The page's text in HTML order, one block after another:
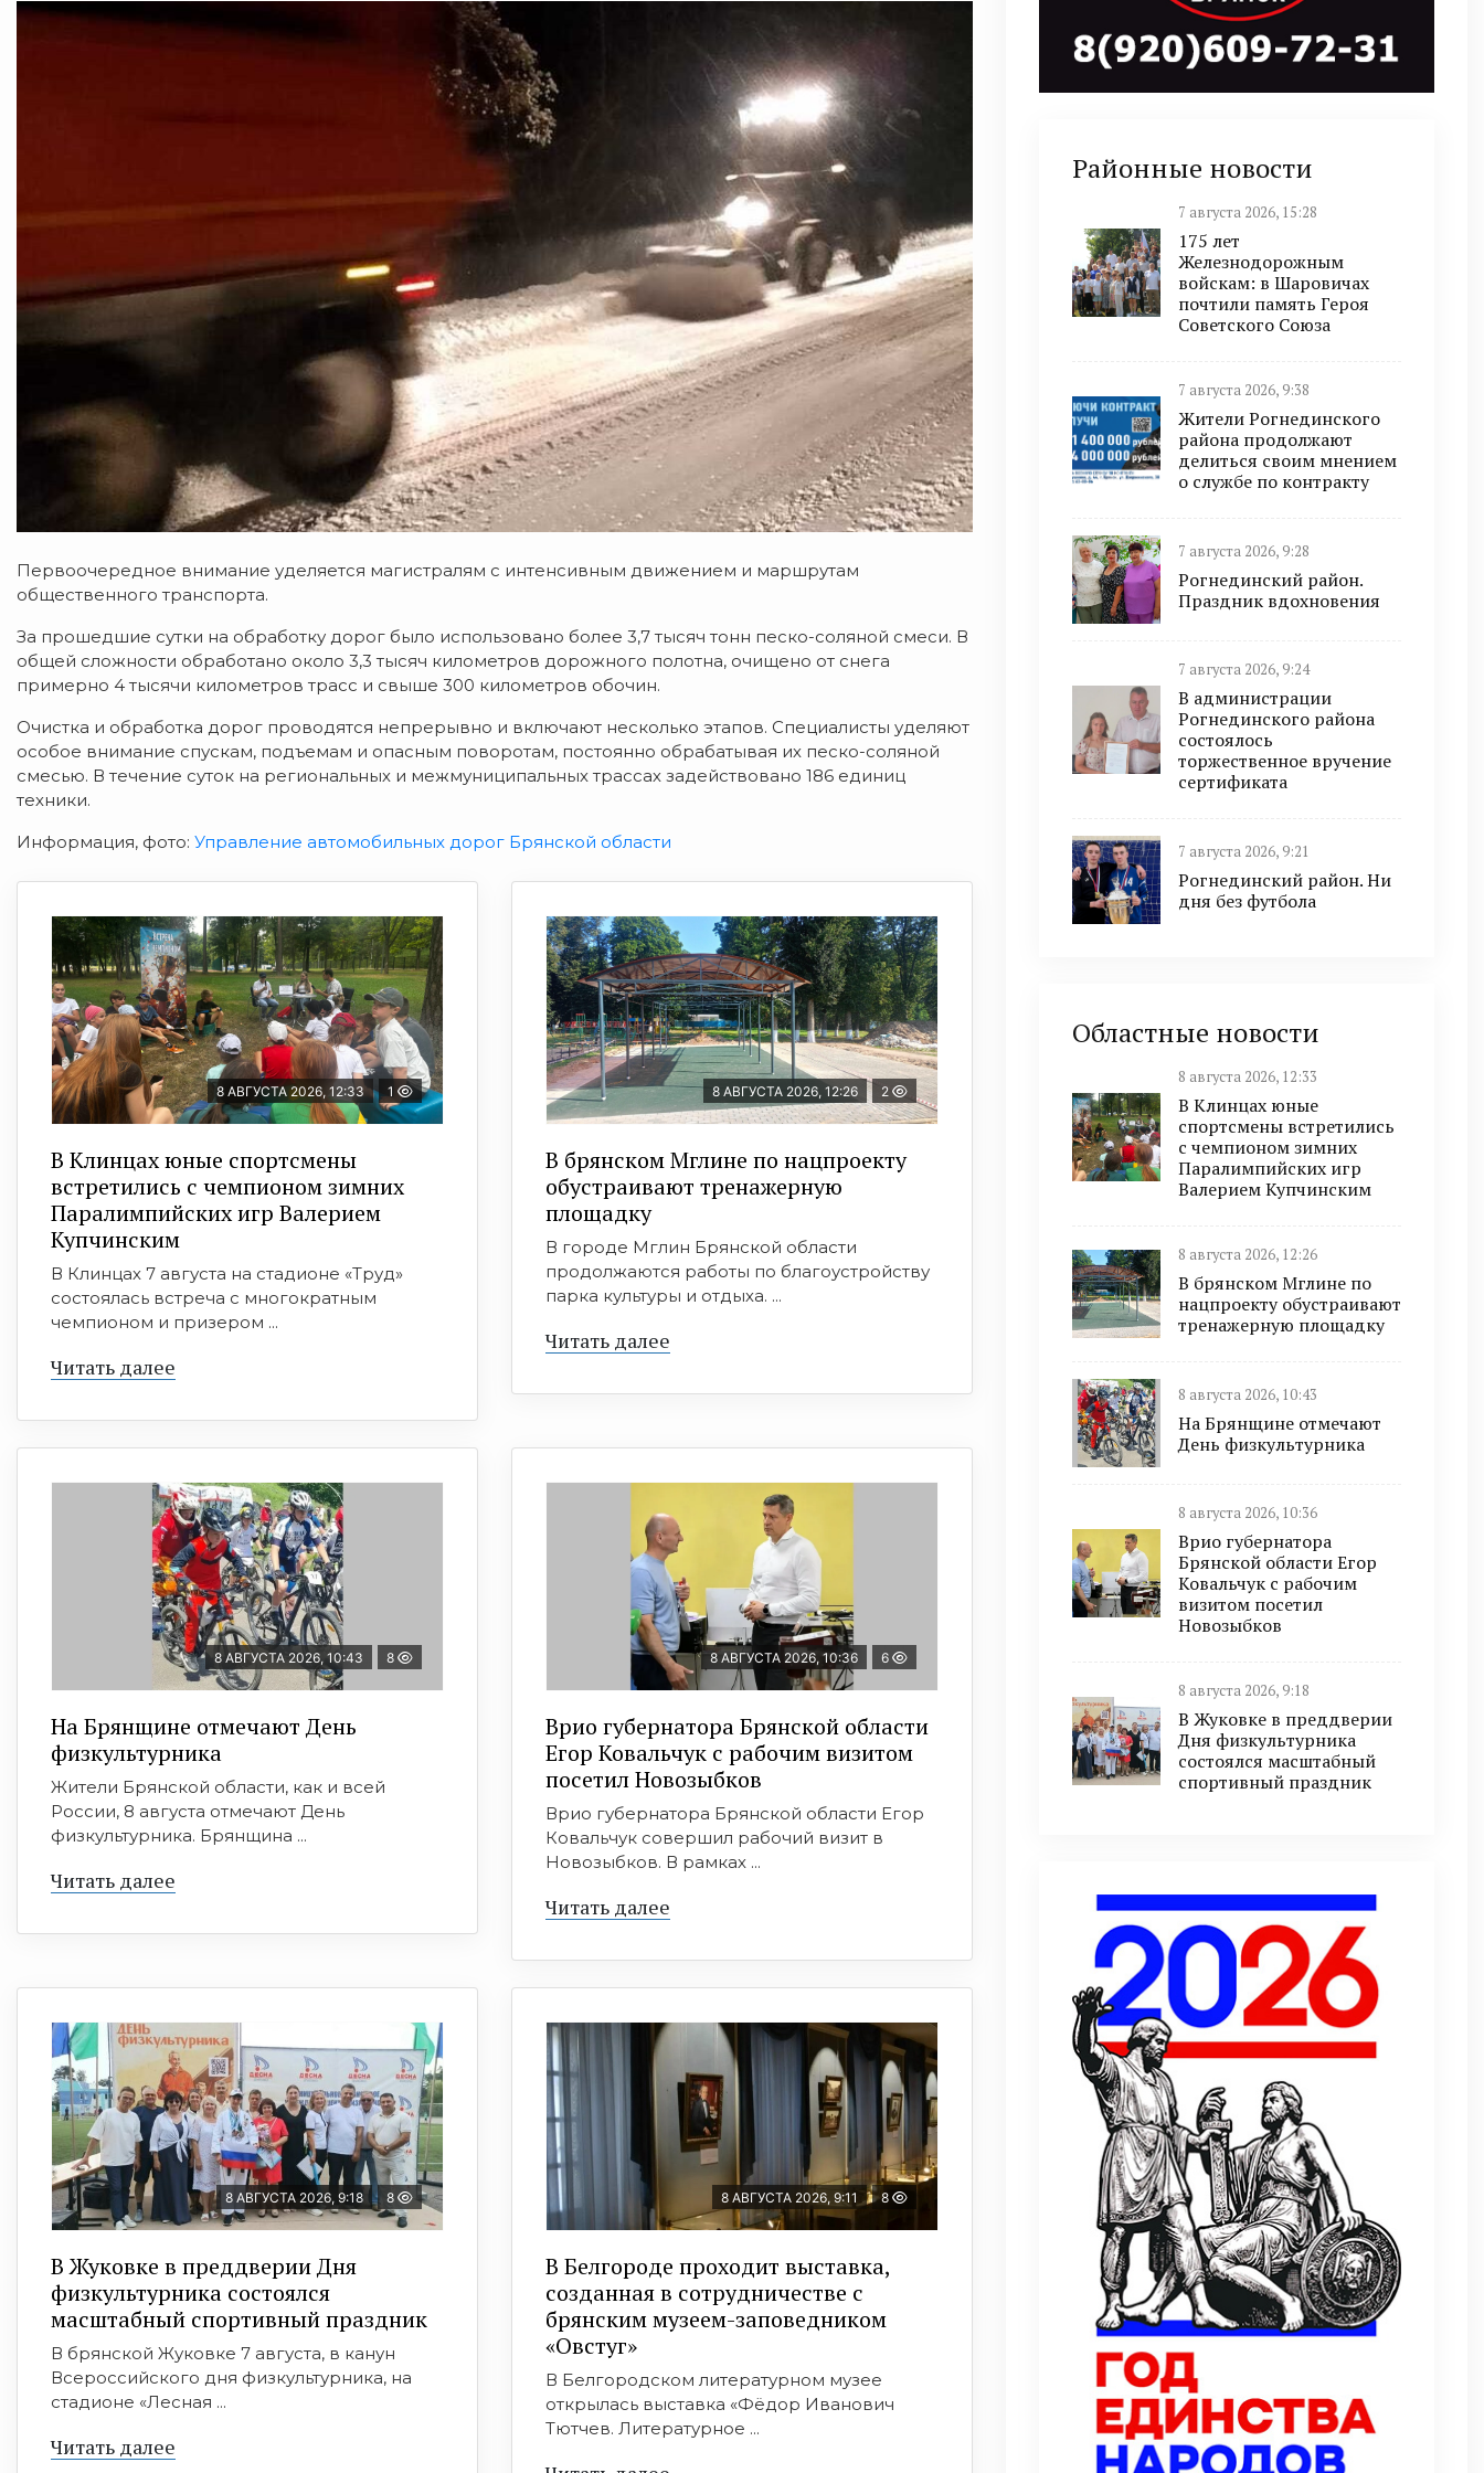
Первоочередное внимание уделяется магистралям с интенсивным движением и маршрутам
общественного транспорта.
За прошедшие сутки на обработку дорог было использовано более 3,7 тысяч тонн песко-соляной смеси. В
общей сложности обработано около 3,3 тысяч километров дорожного полотна, очищено от снега
примерно 4 тысячи километров трасс и свыше 300 километров обочин.
Очистка и обработка дорог проводятся непрерывно и включают несколько этапов. Специалисты уделяют
особое внимание спускам, подъемам и опасным поворотам, постоянно обрабатывая их песко-соляной
смесью. В течение суток на региональных и межмуниципальных трассах задействовано 186 единиц
техники.
Информация, фото: Управление автомобильных дорог Брянской области
8 АВГУСТА 2026, 12:33 1
В Клинцах юные спортсмены
встретились с чемпионом зимних
Паралимпийских игр Валерием
Купчинским
В Клинцах 7 августа на стадионе «Труд»
состоялась встреча с многократным
чемпионом и призером ...
Читать далее
8 АВГУСТА 2026, 12:26 2
В брянском Мглине по нацпроекту
обустраивают тренажерную
площадку
В городе Мглин Брянской области
продолжаются работы по благоустройству
парка культуры и отдыха. ...
Читать далее
8 АВГУСТА 2026, 10:43 8
На Брянщине отмечают День
физкультурника
Жители Брянской области, как и всей
России, 8 августа отмечают День
физкультурника. Брянщина ...
Читать далее
8 АВГУСТА 2026, 10:36 6
Врио губернатора Брянской области
Егор Ковальчук с рабочим визитом
посетил Новозыбков
Врио губернатора Брянской области Егор
Ковальчук совершил рабочий визит в
Новозыбков. В рамках ...
Читать далее
8 АВГУСТА 2026, 9:18 8
В Жуковке в преддверии Дня
физкультурника состоялся
масштабный спортивный праздник
В брянской Жуковке 7 августа, в канун
Всероссийского дня физкультурника, на
стадионе «Лесная ...
Читать далее
8 АВГУСТА 2026, 9:11 8
В Белгороде проходит выставка,
созданная в сотрудничестве с
брянским музеем-заповедником
«Овстуг»
В Белгородском литературном музее
открылась выставка «Фёдор Иванович
Тютчев. Литературное ...
Районные новости
7 августа 2026, 15:28
175 лет
Железнодорожным
войскам: в Шаровичах
почтили память Героя
Советского Союза
7 августа 2026, 9:38
Жители Рогнединского
района продолжают
делиться своим мнением
о службе по контракту
7 августа 2026, 9:28
Рогнединский район.
Праздник вдохновения
7 августа 2026, 9:24
В администрации
Рогнединского района
состоялось
торжественное вручение
сертификата
7 августа 2026, 9:21
Рогнединский район. Ни
дня без футбола
Областные новости
8 августа 2026, 12:33
В Клинцах юные
спортсмены встретились
с чемпионом зимних
Паралимпийских игр
Валерием Купчинским
8 августа 2026, 12:26
В брянском Мглине по
нацпроекту обустраивают
тренажерную площадку
8 августа 2026, 10:43
На Брянщине отмечают
День физкультурника
8 августа 2026, 10:36
Врио губернатора
Брянской области Егор
Ковальчук с рабочим
визитом посетил
Новозыбков
8 августа 2026, 9:18
В Жуковке в преддверии
Дня физкультурника
состоялся масштабный
спортивный праздник